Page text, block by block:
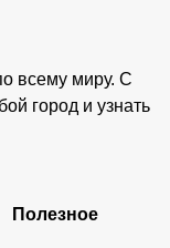
всему миру. С
город и узнать
Полезное